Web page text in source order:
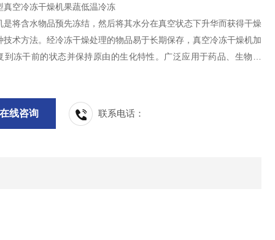
真空冷冻干燥机果蔬低温冷冻
是将含水物品预先冻结，然后将其水分在真空状态下升华而获得干燥
技术方法。经冷冻干燥处理的物品易于长期保存，真空冷冻干燥机加
到冻干前的状态并保持原由的生化特性。广泛应用于药品、生物制
在线咨询 联系电话：